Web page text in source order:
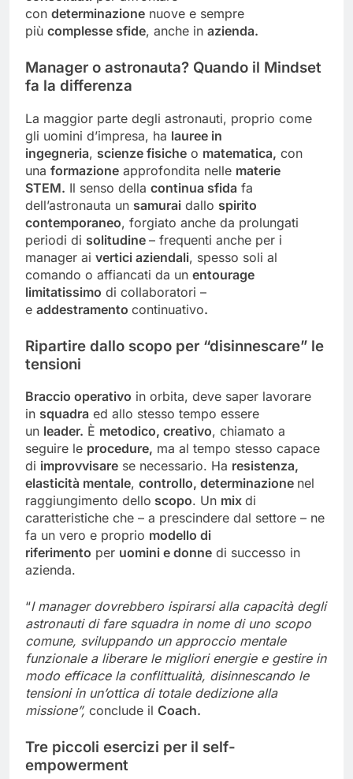
con determinazione nuove e sempre
più complesse sfide, anche in azienda.
Manager o astronauta? Quando il Mindset
fa la differenza
La maggior parte degli astronauti, proprio come
gli uomini d’impresa, ha lauree in
ingegneria, scienze fisiche o matematica, con
una formazione approfondita nelle materie
STEM. Il senso della continua sfida fa
dell’astronauta un samurai dallo spirito
contemporaneo, forgiato anche da prolungati
periodi di solitudine – frequenti anche per i
manager ai vertici aziendali, spesso soli al
comando o affiancati da un entourage
limitatissimo di collaboratori –
e addestramento continuativo.
Ripartire dallo scopo per “disinnescare” le
tensioni
Braccio operativo in orbita, deve saper lavorare
in squadra ed allo stesso tempo essere
un leader. È metodico, creativo, chiamato a
seguire le procedure, ma al tempo stesso capace
di improvvisare se necessario. Ha resistenza,
elasticità mentale, controllo, determinazione nel
raggiungimento dello scopo. Un mix di
caratteristiche che – a prescindere dal settore – ne
fa un vero e proprio modello di
riferimento per uomini e donne di successo in
azienda.
“I manager dovrebbero ispirarsi alla capacità degli
astronauti di fare squadra in nome di uno scopo
comune, sviluppando un approccio mentale
funzionale a liberare le migliori energie e gestire in
modo efficace la conflittualità, disinnescando le
tensioni in un’ottica di totale dedizione alla
missione”, conclude il Coach.
Tre piccoli esercizi per il self-
empowerment